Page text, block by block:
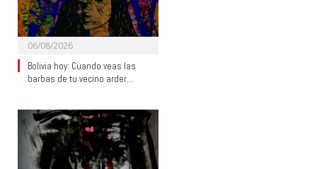
06/08/2026
Bolivia hoy: Cuando veas las
barbas de tu vecino arder…